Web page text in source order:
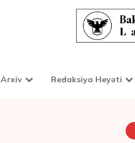
Arxiv Redaksiya Heyəti